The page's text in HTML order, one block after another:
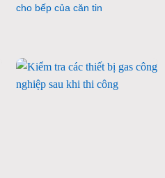
cho bếp của căn tin